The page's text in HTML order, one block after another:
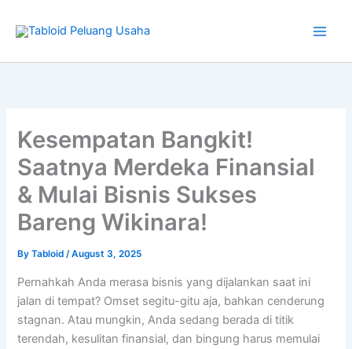
Kesempatan Bangkit!
Saatnya Merdeka Finansial
& Mulai Bisnis Sukses
Bareng Wikinara!
ByTabloid/August 3, 2025
Pernahkah Anda merasa bisnis yang dijalankan saat ini
jalan di tempat? Omset segitu-gitu aja, bahkan cenderung
stagnan. Atau mungkin, Anda sedang berada di titik
terendah, kesulitan finansial, dan bingung harus memulai
your
email…